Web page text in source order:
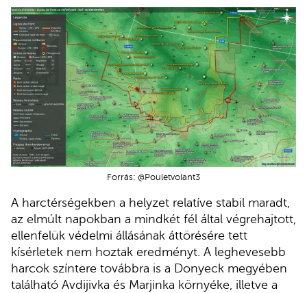
Forrás: @Pouletvolant3
A harctérségekben a helyzet relatíve stabil maradt,
az elmúlt napokban a mindkét fél által végrehajtott,
ellenfelük védelmi állásának áttörésére tett
kísérletek nem hoztak eredményt. A leghevesebb
harcok színtere továbbra is a Donyeck megyében
található Avdijivka és Marjinka környéke, illetve a